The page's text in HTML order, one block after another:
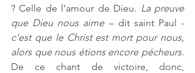
? Celle de l’amour de Dieu. La preuve
que Dieu nous aime
c’est que le Christ est mort pour nous,
alors que nous étions encore pécheurs.
De ce chant de victoire, donc,